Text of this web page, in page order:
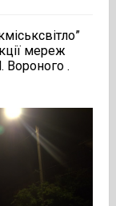
мереж
Вороного .